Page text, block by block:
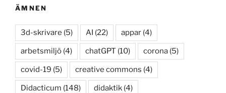
ÄMNEN
3d-skrivare (5) AI (22) appar (4)
arbetsmiljö (4) chatGPT (10) corona (5)
covid-19 (5) creative commons (4)
Didacticum (148) didaktik (4)